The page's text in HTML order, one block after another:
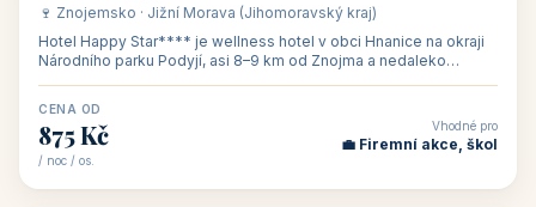
🍷 Znojemsko · Jižní Morava (Jihomoravský kraj)
Hotel Happy Star**** je wellness hotel v obci Hnanice na okraji
Národního parku Podyjí, asi 8–9 km od Znojma a nedaleko
CENA OD
875 Kč
/ noc / os.
Vhodné pro
💼 Firemní akce, škol